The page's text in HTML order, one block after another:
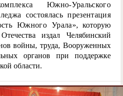
Южно-Уральского
состоялась презентация
Южного Урала», которую
издал Челябинский
войны, труда, Вооруженных
органов при поддержке
области.